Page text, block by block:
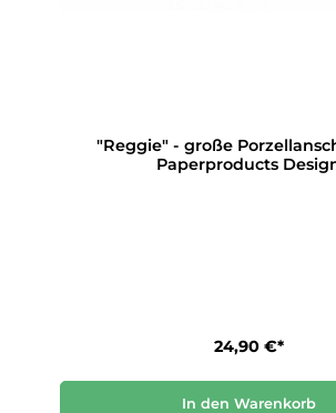
"Reggie" - große
Paperproducts
24,90 €*
In den Warenkorb